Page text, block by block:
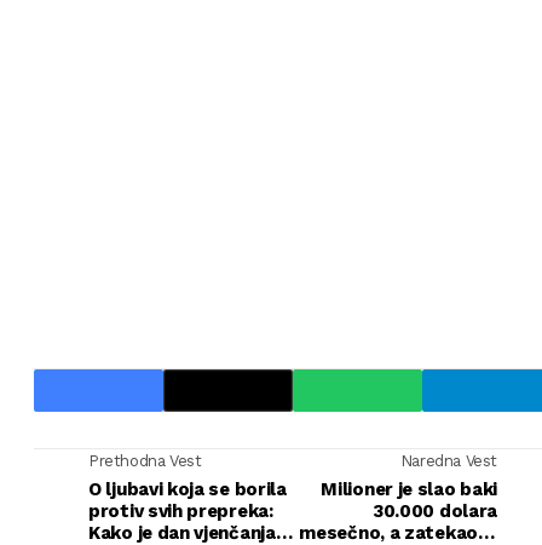
Prethodna Vest
O ljubavi koja se borila
protiv svih prepreka:
Kako je dan vjenčanja
Naredna Vest
Milioner je slao baki
30.000 dolara
mesečno, a zatekao je